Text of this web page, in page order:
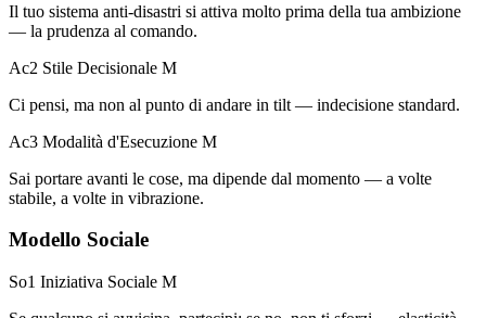
Il tuo sistema anti-disastri si attiva molto prima della tua ambizione
— la prudenza al comando.
Ac2 Stile Decisionale M
Ci pensi, ma non al punto di andare in tilt — indecisione standard.
Ac3 Modalità d'Esecuzione M
Sai portare avanti le cose, ma dipende dal momento — a volte
stabile, a volte in vibrazione.
Modello Sociale
So1 Iniziativa Sociale M